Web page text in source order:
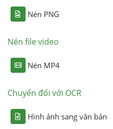
Nén PNG
Nén file video
Nén MP4
Chuyển đổi với OCR
Hình ảnh sang văn bản